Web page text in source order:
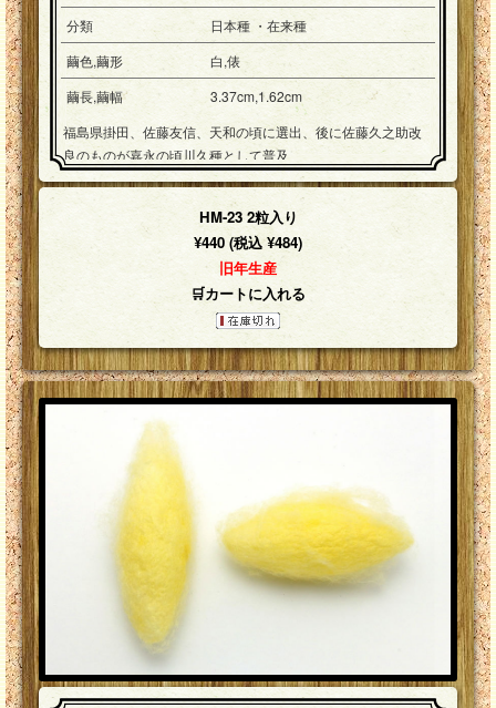
分類
日本種 ・在来種
繭色,繭形
白,俵
繭長,繭幅
3.37cm,1.62cm
福島県掛田、佐藤友信、天和の頃に選出、後に佐藤久之助改
良のものが嘉永の頃川久種として普及
HM-23 2粒入り
¥440 (税込 ¥484)
旧年生産
🛒カートに入れる